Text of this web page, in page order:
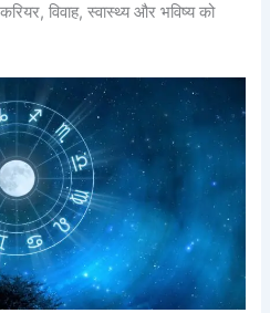
विवाह, स्वास्थ्य और भविष्य को